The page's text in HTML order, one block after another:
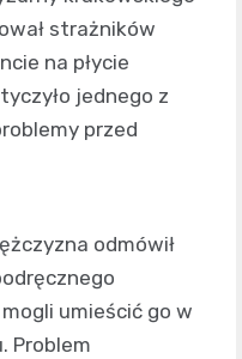
strażników
na płycie
jednego z
przed
odmówił
umieścić go w
Problem